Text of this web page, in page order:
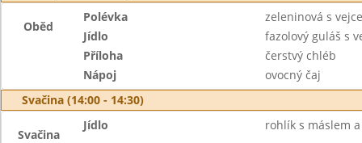
Oběd
Polévka
zeleninová s
Jídlo
fazolový guláš s
Příloha
čerstvý chléb
Nápoj
ovocný čaj
Svačina (14:00 - 14:30)
Svačina
Jídlo rohlík s máslem